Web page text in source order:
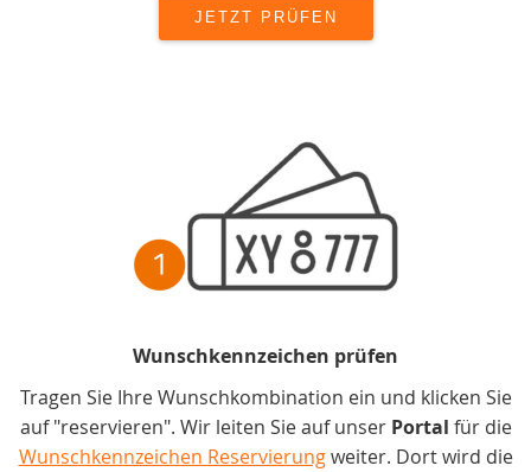
Wunschkennzeichen prüfen
Tragen Sie Ihre Wunschkombination ein und klicken Sie
auf "reservieren". Wir leiten Sie auf unser Portal für die
Wunschkennzeichen Reservierungweiter. Dort wird die